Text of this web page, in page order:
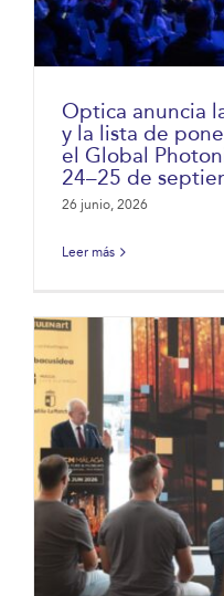
Optica anuncia
y la lista de
el Global
24–25 de
26 junio, 2026
Leer más